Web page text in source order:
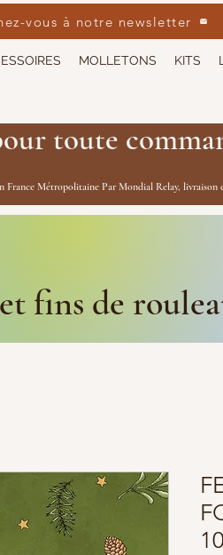
MOLLETONS KITS
vous à notre newsletter
toute
France Métropolitaine Par Mondial Relay, livraison
fins de